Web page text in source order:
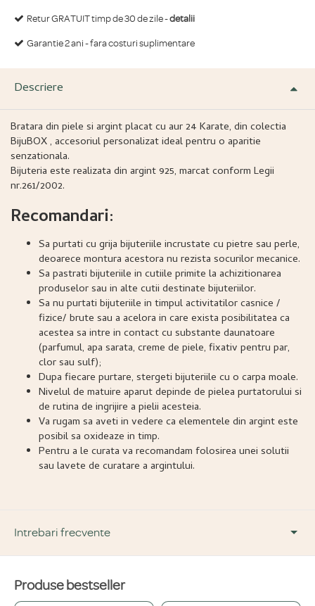
Retur GRATUIT timp de 30 de zile -detalii
Garantie 2 ani - fara costuri suplimentare
Descriere
Bratara din piele si argint placat cu aur 24 Karate, din colectia
BijuBOX , accesoriul personalizat ideal pentru o aparitie
senzationala.
Bijuteria este realizata din argint 925, marcat conform Legii
nr.261/2002.
Recomandari:
Sa purtati cu grija bijuteriile incrustate cu pietre sau perle,
deoarece montura acestora nu rezista socurilor mecanice.
Sa pastrati bijuteriile in cutiile primite la achizitionarea
produselor sau in alte cutii destinate bijuteriilor.
Sa nu purtati bijuteriile in timpul activitatilor casnice /
fizice/ brute sau a acelora in care exista posibilitatea ca
acestea sa intre in contact cu substante daunatoare
(parfumul, apa sarata, creme de piele, fixativ pentru par,
clor sau sulf);
Dupa fiecare purtare, stergeti bijuteriile cu o carpa moale.
Nivelul de matuire aparut depinde de pielea purtatorului si
de rutina de ingrijire a pielii acesteia.
Va rugam sa aveti in vedere ca elementele din argint este
posibil sa oxideaze in timp.
Pentru a le curata va recomandam folosirea unei solutii
sau lavete de curatare a argintului.
Intrebari frecvente
DESPRE PRODUS ȘI MATERIALE
Produse bestseller